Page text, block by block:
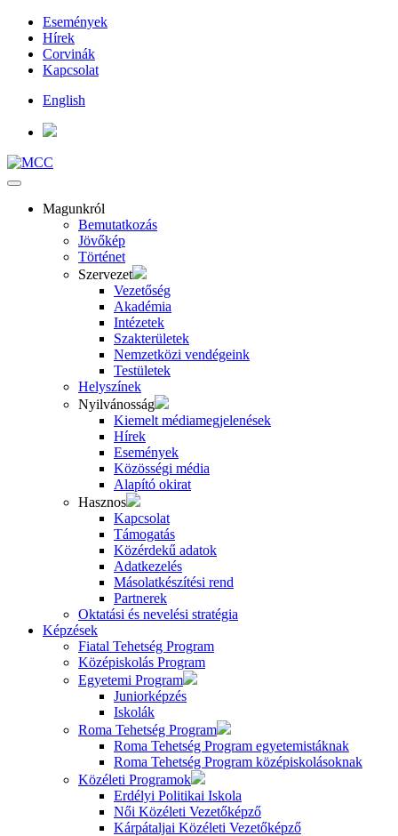
Események
Hírek
Corvinák
Kapcsolat
English
Magunkról
Bemutatkozás
Jövőkép
Történet
Szervezet
Vezetőség
Akadémia
Intézetek
Szakterületek
Nemzetközi vendégeink
Testületek
Helyszínek
Nyilvánosság
Kiemelt médiamegjelenések
Hírek
Események
Közösségi média
Alapító okirat
Hasznos
Kapcsolat
Támogatás
Közérdekű adatok
Adatkezelés
Másolatkészítési rend
Partnerek
Oktatási és nevelési stratégia
Képzések
Fiatal Tehetség Program
Középiskolás Program
Egyetemi Program
Juniorképzés
Iskolák
Roma Tehetség Program
Roma Tehetség Program egyetemistáknak
Roma Tehetség Program középiskolásoknak
Közéleti Programok
Erdélyi Politikai Iskola
Női Közéleti Vezetőképző
Kárpátaljai Közéleti Vezetőképző